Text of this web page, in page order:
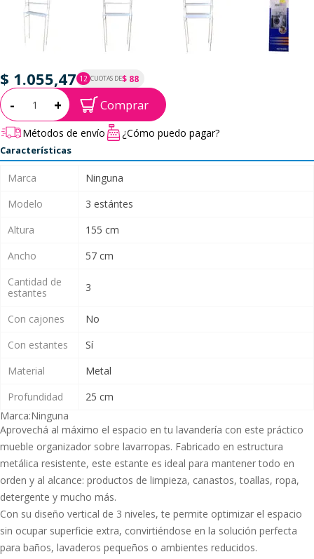
$ 1.055,47 12 CUOTAS DE$ 88
P.T.F. $ 1.055
Cantidad:
- + Comprar
Métodos de envío ¿Cómo puedo pagar?
Características
Marca
Ninguna
Modelo
3 estántes
Altura
155 cm
Ancho
57 cm
Cantidad de
estantes
3
Con cajones
No
Con estantes
Sí
Material
Metal
Profundidad
25 cm
Marca:Ninguna
Aprovechá al máximo el espacio en tu lavandería con este práctico
mueble organizador sobre lavarropas. Fabricado en estructura
metálica resistente, este estante es ideal para mantener todo en
orden y al alcance: productos de limpieza, canastos, toallas, ropa,
detergente y mucho más.
Con su diseño vertical de 3 niveles, te permite optimizar el espacio
sin ocupar superficie extra, convirtiéndose en la solución perfecta
para baños, lavaderos pequeños o ambientes reducidos.